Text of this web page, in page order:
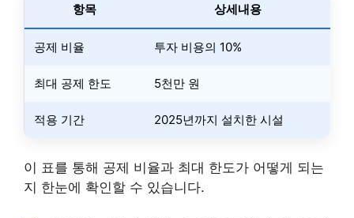
항목 상세내용
공제 비율 투자 비용의 10%
최대 공제 한도 5천만 원
적용 기간 2025년까지 설치한 시설
이 표를 통해 공제 비율과 최대 한도가 어떻게 되는
지 한눈에 확인할 수 있습니다.